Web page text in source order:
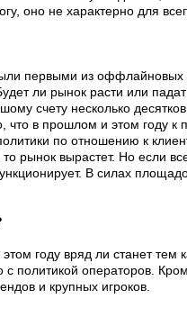
оно не характерно для
первыми из оффлайновых
ли рынок расти или
счету несколько
в прошлом и этом году к
по отношению к
рынок вырастет. Но если
В силах
году вряд ли станет тем
с политикой операторов.
и крупных игроков.